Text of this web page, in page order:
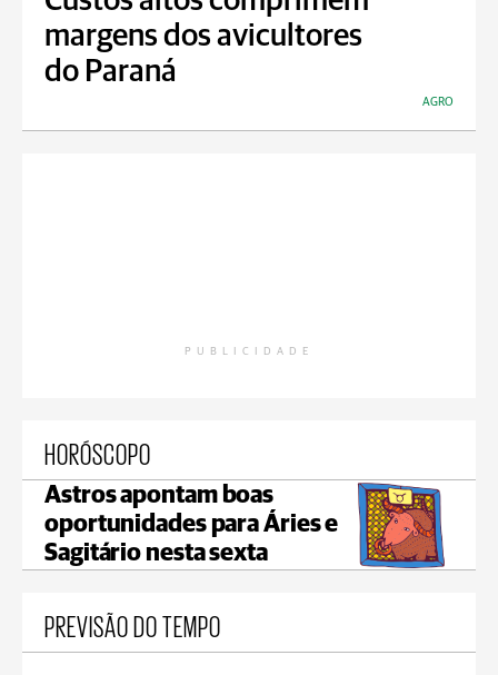
margens dos avicultores
do Paraná
AGRO
PUBLICIDADE
HORÓSCOPO
Astros apontam boas
oportunidades para Áries e
Sagitário nesta sexta
PREVISÃO DO TEMPO